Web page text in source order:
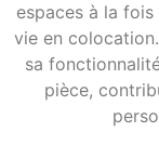
espaces à la
vie en
sa
pièce,